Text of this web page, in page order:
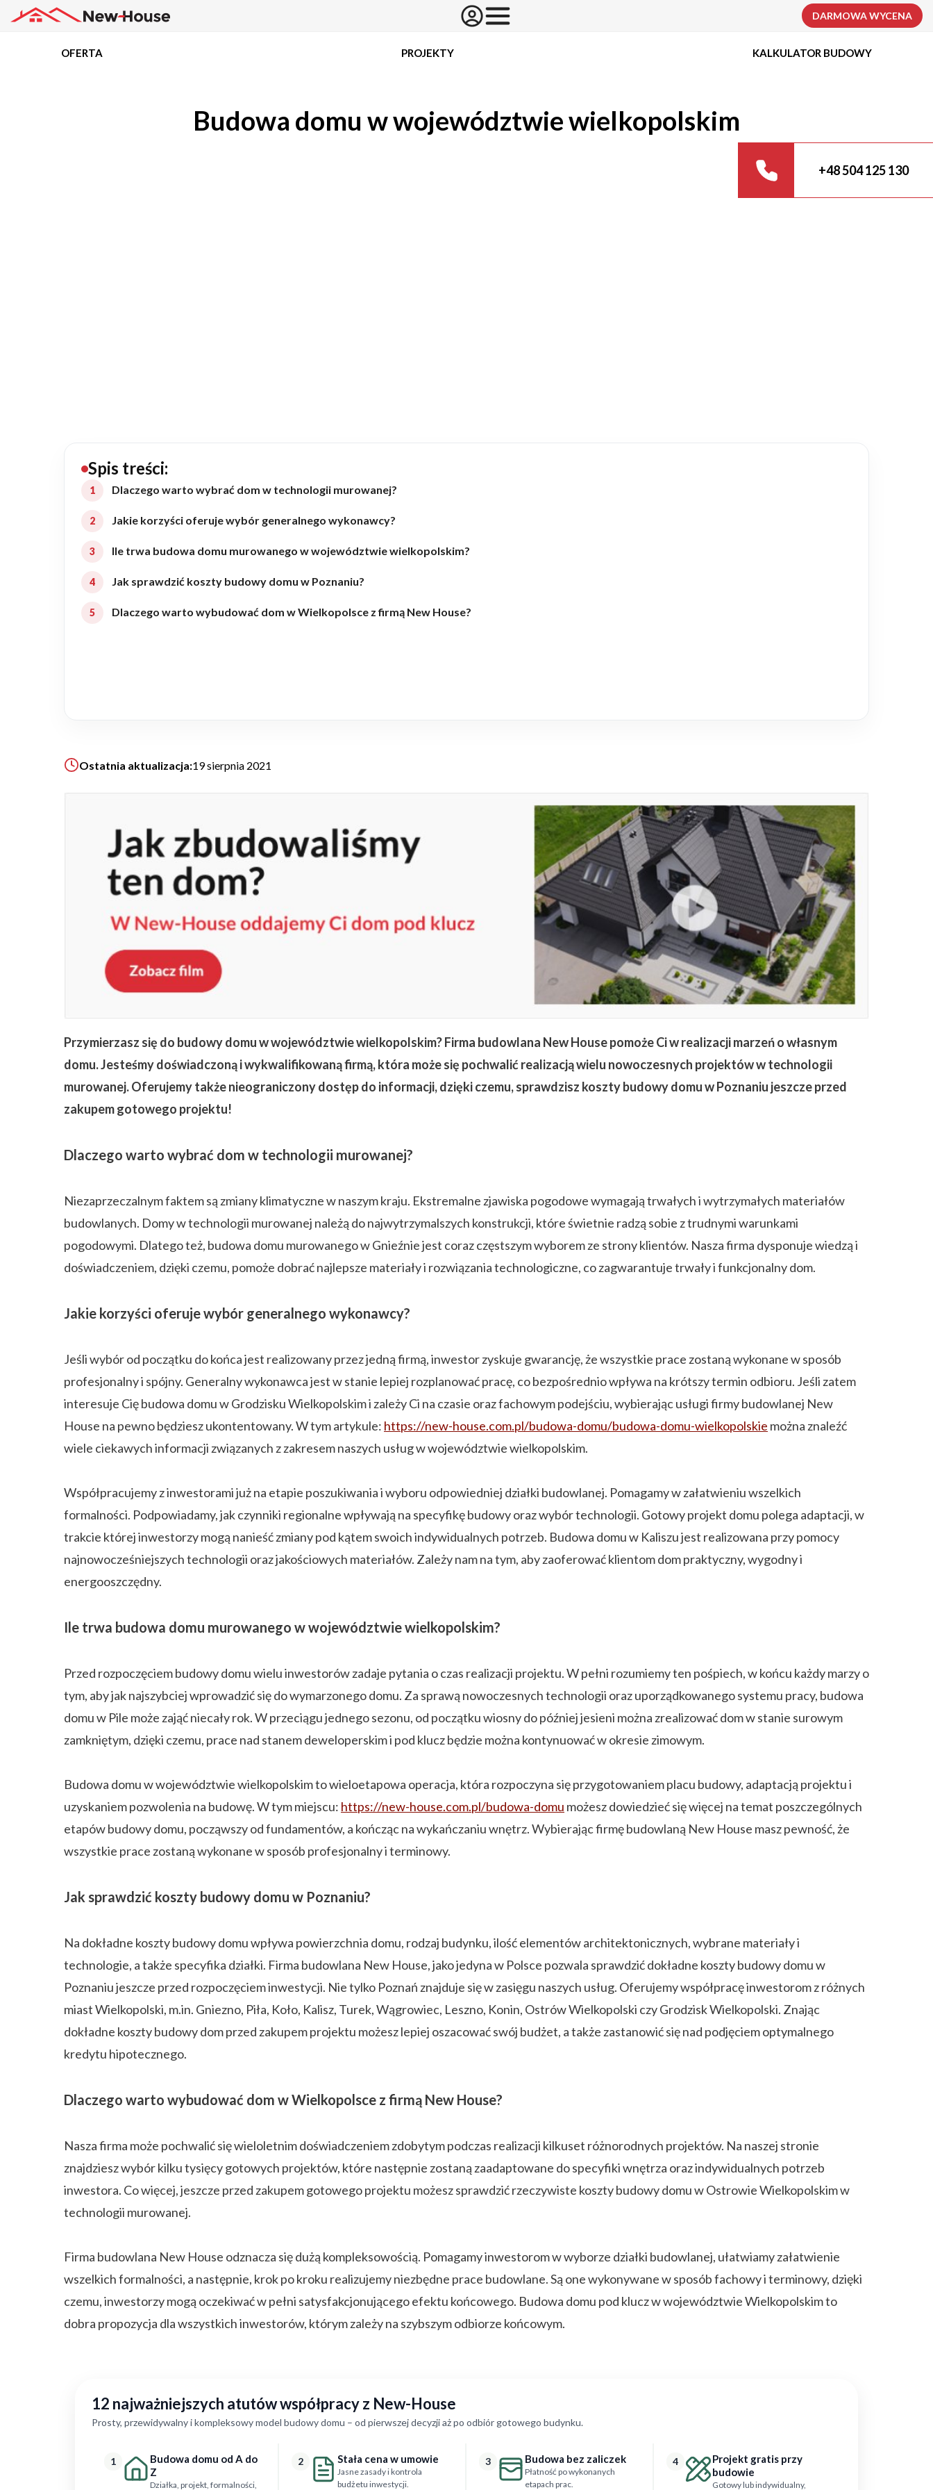
Rezydencje
Rozbudowa
Remonty
Budynki biurowe
Ogrody
KALKULATOR BUDOWY
ZAPISZ SIĘ
DARMOWA WYCENA
OFERTA PROJEKTY KALKULATOR BUDOWY
Budowa domu w województwie wielkopolskim
+48 504 125 130
Spis treści:
Dlaczego warto wybrać dom w technologii murowanej?
Jakie korzyści oferuje wybór generalnego wykonawcy?
Ile trwa budowa domu murowanego w województwie wielkopolskim?
Jak sprawdzić koszty budowy domu w Poznaniu?
Dlaczego warto wybudować dom w Wielkopolsce z firmą New House?
Ostatnia aktualizacja:19 sierpnia 2021
Przymierzasz się do budowy domu w województwie wielkopolskim? Firma budowlana New House pomoże Ci w realizacji marzeń o własnym
domu. Jesteśmy doświadczoną i wykwalifikowaną firmą, która może się pochwalić realizacją wielu nowoczesnych projektów w technologii
murowanej. Oferujemy także nieograniczony dostęp do informacji, dzięki czemu, sprawdzisz koszty budowy domu w Poznaniu jeszcze przed
zakupem gotowego projektu!
Dlaczego warto wybrać dom w technologii murowanej?
Niezaprzeczalnym faktem są zmiany klimatyczne w naszym kraju. Ekstremalne zjawiska pogodowe wymagają trwałych i wytrzymałych materiałów
budowlanych. Domy w technologii murowanej należą do najwytrzymalszych konstrukcji, które świetnie radzą sobie z trudnymi warunkami
pogodowymi. Dlatego też, budowa domu murowanego w Gnieźnie jest coraz częstszym wyborem ze strony klientów. Nasza firma dysponuje wiedzą i
doświadczeniem, dzięki czemu, pomoże dobrać najlepsze materiały i rozwiązania technologiczne, co zagwarantuje trwały i funkcjonalny dom.
Jakie korzyści oferuje wybór generalnego wykonawcy?
Jeśli wybór od początku do końca jest realizowany przez jedną firmą, inwestor zyskuje gwarancję, że wszystkie prace zostaną wykonane w sposób
profesjonalny i spójny. Generalny wykonawca jest w stanie lepiej rozplanować pracę, co bezpośrednio wpływa na krótszy termin odbioru. Jeśli zatem
interesuje Cię budowa domu w Grodzisku Wielkopolskim i zależy Ci na czasie oraz fachowym podejściu, wybierając usługi firmy budowlanej New
House na pewno będziesz ukontentowany. W tym artykule: https://new-house.com.pl/budowa-domu/budowa-domu-wielkopolskie można znaleźć
wiele ciekawych informacji związanych z zakresem naszych usług w województwie wielkopolskim.
Współpracujemy z inwestorami już na etapie poszukiwania i wyboru odpowiedniej działki budowlanej. Pomagamy w załatwieniu wszelkich
formalności. Podpowiadamy, jak czynniki regionalne wpływają na specyfikę budowy oraz wybór technologii. Gotowy projekt domu polega adaptacji, w
trakcie której inwestorzy mogą nanieść zmiany pod kątem swoich indywidualnych potrzeb. Budowa domu w Kaliszu jest realizowana przy pomocy
najnowocześniejszych technologii oraz jakościowych materiałów. Zależy nam na tym, aby zaoferować klientom dom praktyczny, wygodny i
energooszczędny.
Ile trwa budowa domu murowanego w województwie wielkopolskim?
Przed rozpoczęciem budowy domu wielu inwestorów zadaje pytania o czas realizacji projektu. W pełni rozumiemy ten pośpiech, w końcu każdy marzy o
tym, aby jak najszybciej wprowadzić się do wymarzonego domu. Za sprawą nowoczesnych technologii oraz uporządkowanego systemu pracy, budowa
domu w Pile może zająć niecały rok. W przeciągu jednego sezonu, od początku wiosny do później jesieni można zrealizować dom w stanie surowym
zamkniętym, dzięki czemu, prace nad stanem deweloperskim i pod klucz będzie można kontynuować w okresie zimowym.
Budowa domu w województwie wielkopolskim to wieloetapowa operacja, która rozpoczyna się przygotowaniem placu budowy, adaptacją projektu i
uzyskaniem pozwolenia na budowę. W tym miejscu: https://new-house.com.pl/budowa-domu możesz dowiedzieć się więcej na temat poszczególnych
etapów budowy domu, począwszy od fundamentów, a kończąc na wykańczaniu wnętrz. Wybierając firmę budowlaną New House masz pewność, że
wszystkie prace zostaną wykonane w sposób profesjonalny i terminowy.
Jak sprawdzić koszty budowy domu w Poznaniu?
Na dokładne koszty budowy domu wpływa powierzchnia domu, rodzaj budynku, ilość elementów architektonicznych, wybrane materiały i
technologie, a także specyfika działki. Firma budowlana New House, jako jedyna w Polsce pozwala sprawdzić dokładne koszty budowy domu w
Poznaniu jeszcze przed rozpoczęciem inwestycji. Nie tylko Poznań znajduje się w zasięgu naszych usług. Oferujemy współpracę inwestorom z różnych
miast Wielkopolski, m.in. Gniezno, Piła, Koło, Kalisz, Turek, Wągrowiec, Leszno, Konin, Ostrów Wielkopolski czy Grodzisk Wielkopolski. Znając
dokładne koszty budowy dom przed zakupem projektu możesz lepiej oszacować swój budżet, a także zastanowić się nad podjęciem optymalnego
kredytu hipotecznego.
Dlaczego warto wybudować dom w Wielkopolsce z firmą New House?
Nasza firma może pochwalić się wieloletnim doświadczeniem zdobytym podczas realizacji kilkuset różnorodnych projektów. Na naszej stronie
znajdziesz wybór kilku tysięcy gotowych projektów, które następnie zostaną zaadaptowane do specyfiki wnętrza oraz indywidualnych potrzeb
inwestora. Co więcej, jeszcze przed zakupem gotowego projektu możesz sprawdzić rzeczywiste koszty budowy domu w Ostrowie Wielkopolskim w
technologii murowanej.
Firma budowlana New House odznacza się dużą kompleksowością. Pomagamy inwestorom w wyborze działki budowlanej, ułatwiamy załatwienie
wszelkich formalności, a następnie, krok po kroku realizujemy niezbędne prace budowlane. Są one wykonywane w sposób fachowy i terminowy, dzięki
czemu, inwestorzy mogą oczekiwać w pełni satysfakcjonującego efektu końcowego. Budowa domu pod klucz w województwie Wielkopolskim to
dobra propozycja dla wszystkich inwestorów, którym zależy na szybszym odbiorze końcowym.
12 najważniejszych atutów współpracy z New-House
Prosty, przewidywalny i kompleksowy model budowy domu – od pierwszej decyzji aż po odbiór gotowego budynku.
1
Budowa domu od A do
Z
Działka, projekt, formalności,
2 Stała cena w umowie
Jasne zasady i kontrola
budżetu inwestycji.
3 Budowa bez zaliczek
Płatność po wykonanych
etapach prac.
4
Projekt gratis przy
budowie
Gotowy lub indywidualny,